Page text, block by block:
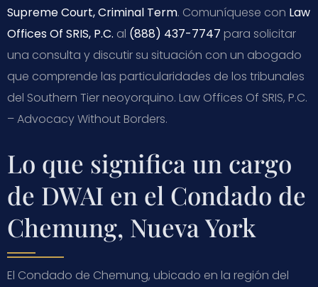
Supreme Court, Criminal Term. Comuníquese con Law
Offices Of SRIS, P.C. al (888) 437-7747 para solicitar
una consulta y discutir su situación con un abogado
que comprende las particularidades de los tribunales
del Southern Tier neoyorquino. Law Offices Of SRIS, P.C.
– Advocacy Without Borders.
Lo que significa un cargo
de DWAI en el Condado de
Chemung, Nueva York
El Condado de Chemung, ubicado en la región del